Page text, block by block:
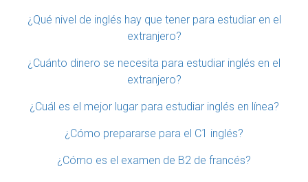
¿Qué nivel de inglés hay que tener para estudiar en el
extranjero?
¿Cuánto dinero se necesita para estudiar inglés en el
extranjero?
¿Cuál es el mejor lugar para estudiar inglés en línea?
¿Cómo prepararse para el C1 inglés?
¿Cómo es el examen de B2 de francés?